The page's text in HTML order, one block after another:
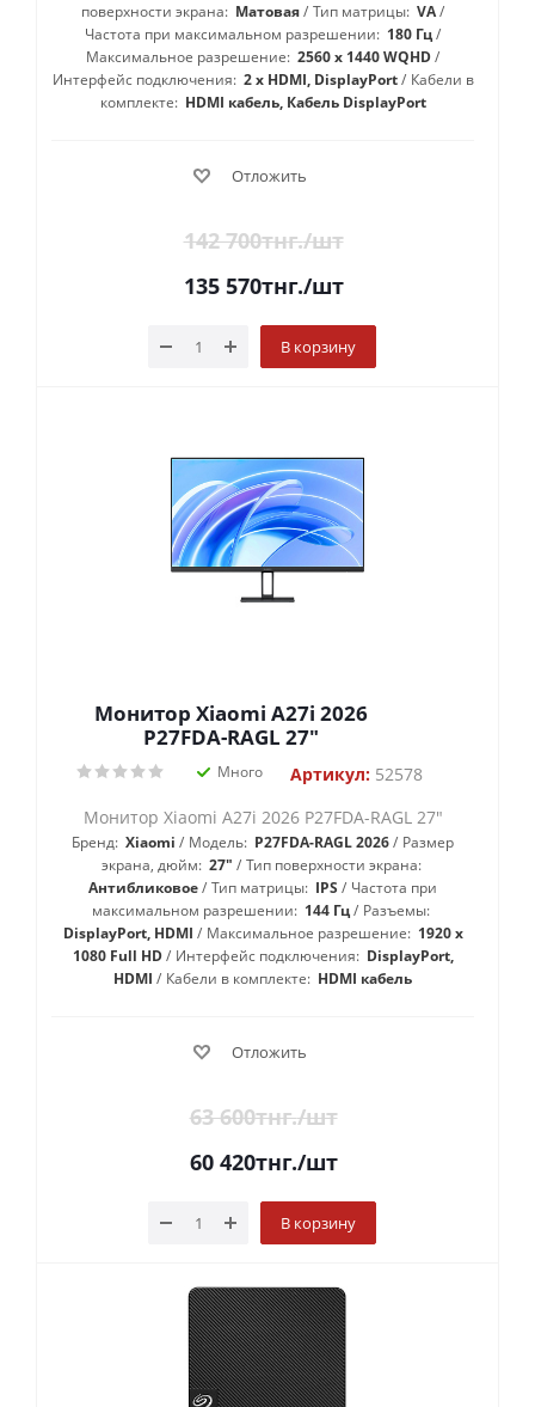
поверхности экрана: Матовая Тип матрицы: VA
Частота при максимальном разрешении: 180 Гц
Максимальное разрешение: 2560 x 1440 WQHD
Интерфейс подключения: 2 х HDMI, DisplayPort
Кабели в
комплекте: HDMI кабель, Кабель DisplayPort
Отложить
142 700тнг./шт
135 570тнг./шт
В корзину
Монитор Xiaomi A27i 2026
P27FDA-RAGL 27"
Много Артикул:52578
Монитор Xiaomi A27i 2026 P27FDA-RAGL 27"
Бренд: Xiaomi Модель: P27FDA-RAGL 2026
Размер
экрана, дюйм: 27"
Тип поверхности экрана:
Антибликовое
Тип матрицы: IPS
Частота при
максимальном разрешении: 144 Гц
Разъемы:
DisplayPort, HDMI
Максимальное разрешение: 1920 x
1080 Full HD
Интерфейс подключения: DisplayPort,
HDMI
Кабели в комплекте: HDMI кабель
Отложить
63 600тнг./шт
60 420тнг./шт
В корзину